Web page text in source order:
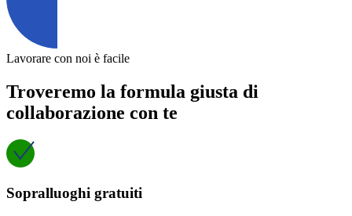
Lavorare con noi è facile
Troveremo la formula giusta di
collaborazione con te
Sopralluoghi gratuiti